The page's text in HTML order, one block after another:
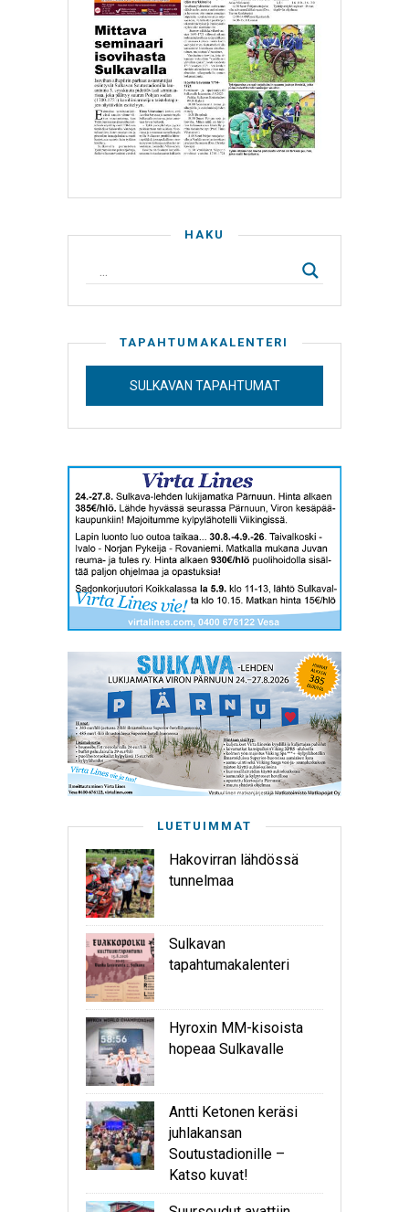
HAKU
TAPAHTUMAKALENTERI
SULKAVAN TAPAHTUMAT
LUETUIMMAT
Hakovirran lähdössä
tunnelmaa
Sulkavan
tapahtumakalenteri
Hyroxin MM-kisoista
hopeaa Sulkavalle
Antti Ketonen keräsi
juhlakansan
Soutustadionille –
Katso kuvat!